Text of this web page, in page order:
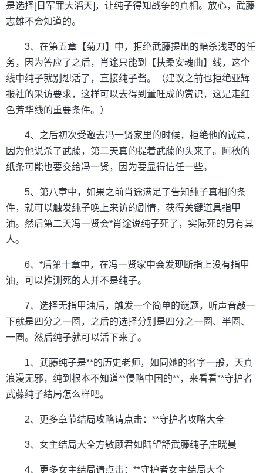
是选择[日军罪大滔天]，让纯子得知战争的真相。放心，武藤
志雄不会知道的。
3、在第五章【菊刀】中，拒绝武藤提出的暗杀浅野的任
务，因为答应了之后，肖途只能到【扶桑安魂曲】线，这个
线中纯子就别想活了，直接纯子酱。（建议之前也拒绝亚辉
报社的采访要求，这样可以去得到董旺成的赏识，这是走红
色芳华线的重要条件。）
4、之后初次受邀去冯一贤家里的时候，拒绝他的诚意，
因为他说杀了武藤，第二天真的提着武藤的头来了。阿秋的
纸条可能也要交给冯一贤，因为要显得信任一些。
5、第八章中，如果之前肖途满足了告知纯子真相的条
件，就可以触发纯子晚上来访的剧情，获得关键道具指甲
油。然后第二天冯一贤会*肖途说纯子死了，实际死的另有其
人。
6、*后第十章中，在冯一贤家中会发现断指上没有指甲
油，可以推测死的人并不是纯子。
7、选择无指甲油后，触发一个简单的谜题，听声音敲一
下就是四分之一圈，之后的选择分别是四分之一圈、半圈、
一圈。然后纯子就可以活下来了。
1、武藤纯子是**的历史老师，如同她的名字一般，天真
浪漫无邪，纯到根本不知道**侵略中国的**，来看看**守护者
武藤纯子结局怎么样吧。
2、更多章节结局攻略请点击：**守护者攻略大全
3、女主结局大全方敏顾君如陆望舒武藤纯子庄晓曼
4、更多女主结局请点击：**守护者女主结局大全